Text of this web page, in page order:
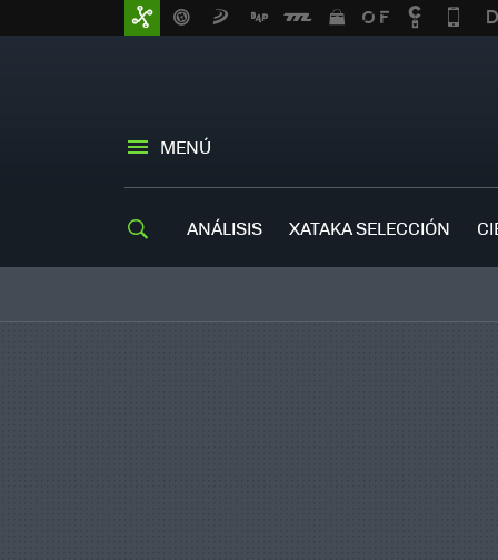
MENÚ
ANÁLISIS XATAKA SELECCIÓN